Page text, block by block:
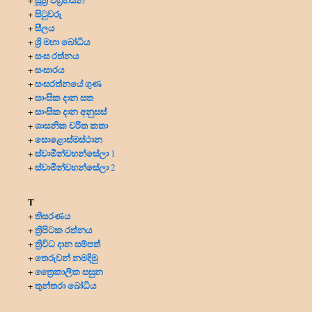
+සිටුවරු
+සීලය
+ශ්‍රි මහා බෝධිය
+සංඝ රත්නය
+සංසාරය
+සංඝරත්නයේ ගුණ
+සාංඝික දාන සත
+සාංඝික දාන අනුසස්
+ශාසනික චරිත කතා
+සොළොස්මස්ථාන
+ස්වාමීන්වහන්සේලා1
+ස්වාමීන්වහන්සේලා2
T
+තිසරණය
+ත්‍රිපිටක රත්නය
+ත්‍රිවිධ දාන සම්පත්
+තෙරුවන් නමදිමු
+ත්‍රෛකාලික සසුන
+තුන්තරා බෝධිය